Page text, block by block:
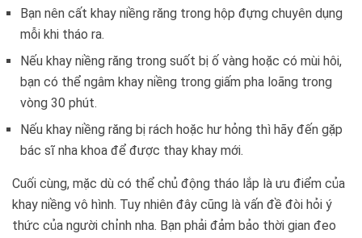
Bạn nên cất khay niềng răng trong hộp đựng chuyên dụng
mỗi khi tháo ra.
Nếu khay niềng răng trong suốt bị ố vàng hoặc có mùi hôi,
bạn có thể ngâm khay niềng trong giấm pha loãng trong
vòng 30 phút.
Nếu khay niềng răng bị rách hoặc hư hỏng thì hãy đến gặp
bác sĩ nha khoa để được thay khay mới.
Cuối cùng, mặc dù có thể chủ động tháo lắp là ưu điểm của
khay niềng vô hình. Tuy nhiên đây cũng là vấn đề đòi hỏi ý
thức của người chỉnh nha. Bạn phải đảm bảo thời gian đeo